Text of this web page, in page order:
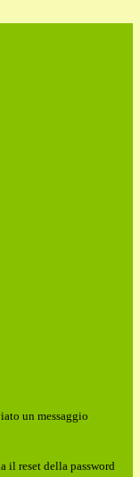
un messaggio
il reset della password